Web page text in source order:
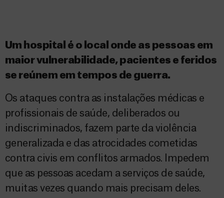
Um hospital é o local onde as pessoas em
maior vulnerabilidade, pacientes e feridos
se reúnem em tempos de guerra.
Os ataques contra as instalações médicas e
profissionais de saúde, deliberados ou
indiscriminados, fazem parte da violência
generalizada e das atrocidades cometidas
contra civis em conflitos armados. Impedem
que as pessoas acedam a serviços de saúde,
muitas vezes quando mais precisam deles.